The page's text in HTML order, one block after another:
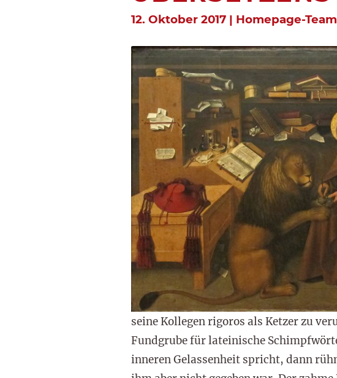
12. Oktober 2017 | Homepage-
seine Kollegen rigoros als Ketzer zu
Fundgrube für lateinische
inneren Gelassenheit spricht, dann